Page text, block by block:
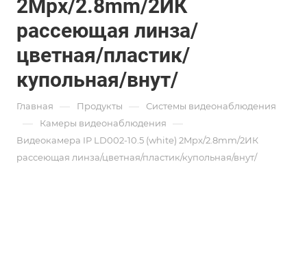
2Mpx/2.8mm/2ИК
рассеющая линза/
цветная/пластик/
купольная/внут/
Главная — Продукты — Системы видеонаблюдения
— Камеры видеонаблюдения —
Видеокамера IP LD002-10.5 (white) 2Mpx/2.8mm/2ИК
рассеющая линза/цветная/пластик/купольная/внут/